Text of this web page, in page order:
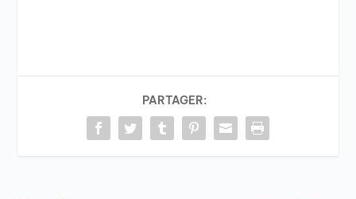
PARTAGER: